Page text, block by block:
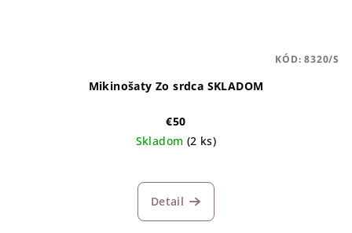
Mikinošaty Zo srdca SKLADOM
€50
Skladom (2 ks)
Detail
KÓD:8320/S